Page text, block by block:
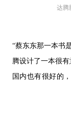
达腾
“蔡东东那一本书
腾设计了一本很
国内也有很好的